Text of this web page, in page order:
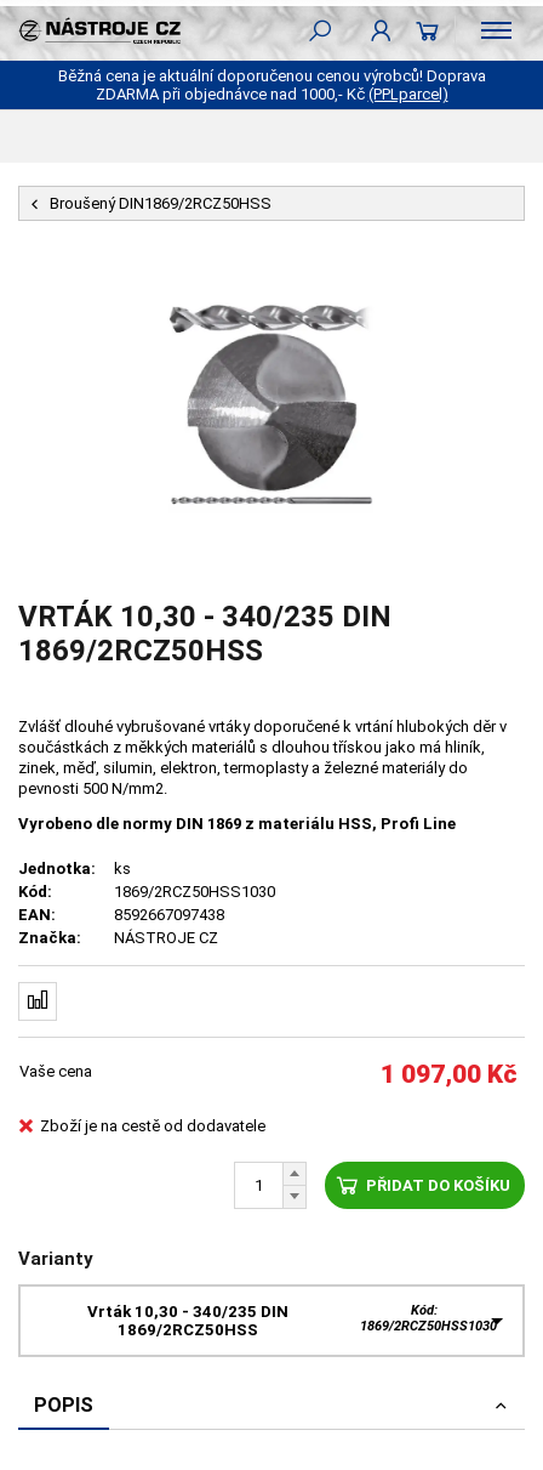
Běžná cena je aktuální doporučenou cenou výrobců! Doprava
ZDARMA při objednávce nad 1000,- Kč (PPLparcel)
Broušený DIN1869/2RCZ50HSS
VRTÁK 10,30 - 340/235 DIN
1869/2RCZ50HSS
Zvlášť dlouhé vybrušované vrtáky doporučené k vrtání hlubokých děr v
součástkách z měkkých materiálů s dlouhou třískou jako má hliník,
zinek, měď, silumin, elektron, termoplasty a železné materiály do
pevnosti 500 N/mm2.
Vyrobeno dle normy DIN 1869 z materiálu HSS, Profi Line
Jednotka:
ks
Kód:
1869/2RCZ50HSS1030
EAN:
8592667097438
Značka:
NÁSTROJE CZ
Vaše cena 1 097,00 Kč
Zboží je na cestě od dodavatele
PŘIDAT DO KOŠÍKU
Varianty
Vrták 10,30 - 340/235 DIN
1869/2RCZ50HSS
Kód:
1869/2RCZ50HSS1030
POPIS